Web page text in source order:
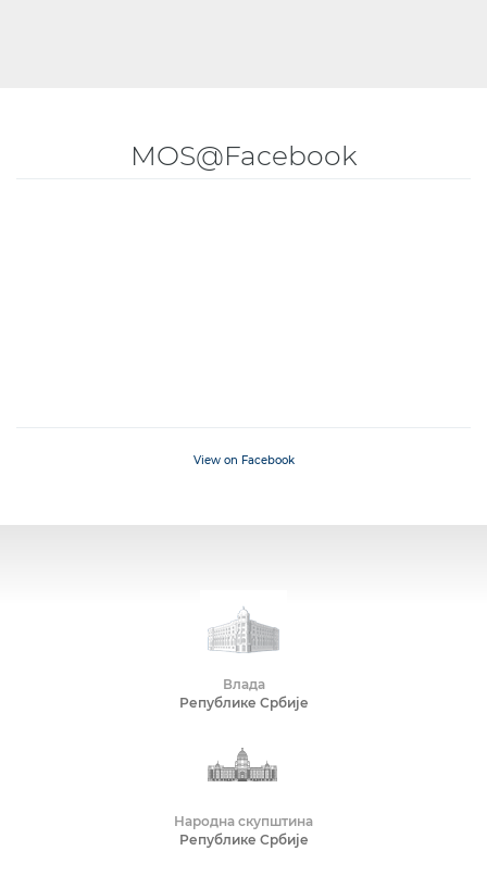
MOS@Facebook
View on Facebook
Влада
Републике Србије
Народна скупштина
Републике Србије